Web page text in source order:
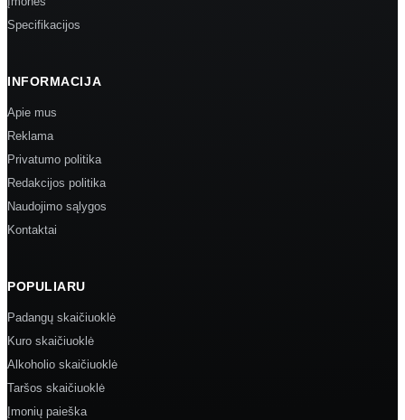
Specifikacijos
INFORMACIJA
Apie mus
Reklama
Privatumo politika
Redakcijos politika
Naudojimo sąlygos
Kontaktai
POPULIARU
Padangų skaičiuoklė
Kuro skaičiuoklė
Alkoholio skaičiuoklė
Taršos skaičiuoklė
Įmonių paieška